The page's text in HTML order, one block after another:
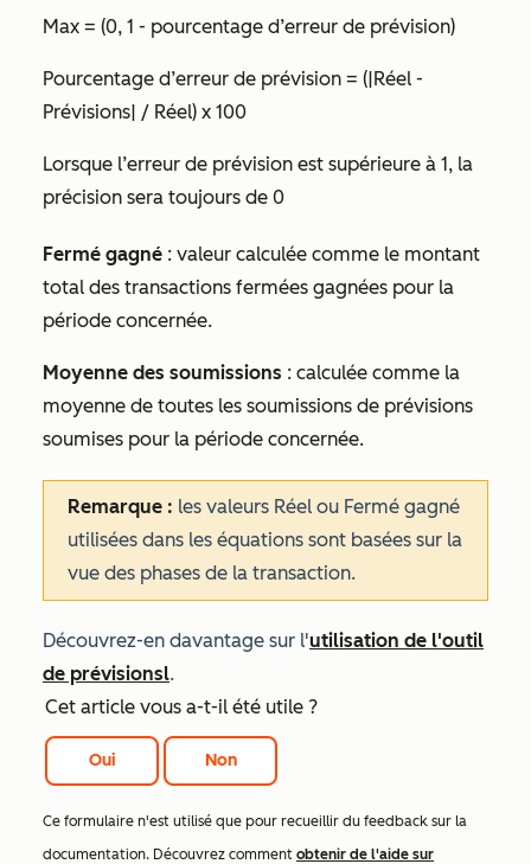
Max = (0, 1 - pourcentage d’erreur de prévision)
Pourcentage d’erreur de prévision = (|Réel -
Prévisions| / Réel) x 100
Lorsque l’erreur de prévision est supérieure à 1, la
précision sera toujours de 0
Fermé gagné : valeur calculée comme le montant
total des transactions fermées gagnées pour la
période concernée.
Moyenne des soumissions : calculée comme la
moyenne de toutes les soumissions de prévisions
soumises pour la période concernée.
Remarque : les valeurs Réel ou Fermé gagné
utilisées dans les équations sont basées sur la
vue des phases de la transaction.
Découvrez-en davantage sur l'utilisation de l'outil
de prévisionsl.
Cet article vous a-t-il été utile ?
Oui Non
Ce formulaire n'est utilisé que pour recueillir du feedback sur la
documentation. Découvrez comment obtenir de l'aide sur